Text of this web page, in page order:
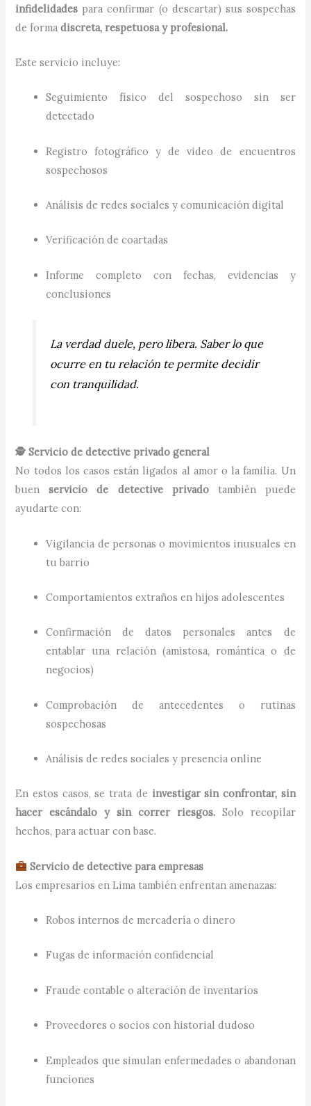
infidelidades para confirmar (o descartar) sus sospechas
de formadiscreta, respetuosa y profesional.
Este servicio incluye:
Seguimiento físico del sospechoso sin ser
detectado
Registro fotográfico y de video de encuentros
sospechosos
Análisis de redes sociales y comunicación digital
Verificación de coartadas
Informe completo con fechas, evidencias y
conclusiones
La verdad duele, pero libera. Saber lo que
ocurre en tu relación te permite decidir
con tranquilidad.
🕵️ Servicio de detective privado general
No todos los casos están ligados al amor o la familia. Un
buenservicio de detective privadotambién puede
ayudarte con:
Vigilancia de personas o movimientos inusuales en
tu barrio
Comportamientos extraños en hijos adolescentes
Confirmación de datos personales antes de
entablar una relación (amistosa, romántica o de
negocios)
Comprobación de antecedentes o rutinas
sospechosas
Análisis de redes sociales y presencia online
En estos casos, se trata de investigar sin confrontar, sin
hacer escándalo y sin correr riesgos.Solo recopilar
hechos, para actuar con base.
Servicio de detective para empresas
Los empresarios en Lima también enfrentan amenazas:
Robos internos de mercadería o dinero
Fugas de información confidencial
Fraude contable o alteración de inventarios
Proveedores o socios con historial dudoso
Empleados que simulan enfermedades o abandonan
funciones